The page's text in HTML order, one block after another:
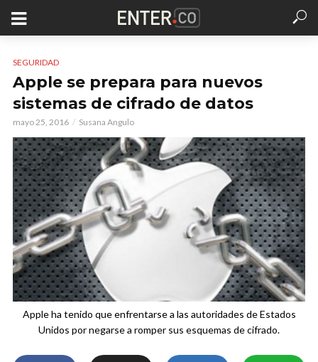
SEGURIDAD
Apple se prepara para nuevos
sistemas de cifrado de datos
mayo 25, 2016 Susana Angulo
Apple ha tenido que enfrentarse a las autoridades de Estados
Unidos por negarse a romper sus esquemas de cifrado.